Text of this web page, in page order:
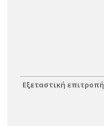
Εξεταστική επιτροπή